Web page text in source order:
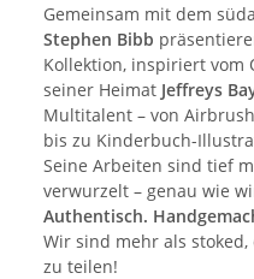
Gemeinsam mit dem
Stephen Bibb
Kollektion, inspiriert vom
seiner Heimat Jeffreys
Multitalent – von
bis zu Kinderbuch-
Seine Arbeiten sind tief
verwurzelt – genau wie
Authentisch.
Wir sind mehr als
zu teilen!